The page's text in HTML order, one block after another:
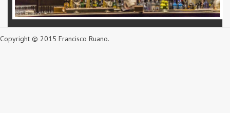
Copyright © 2015 Francisco Ruano.